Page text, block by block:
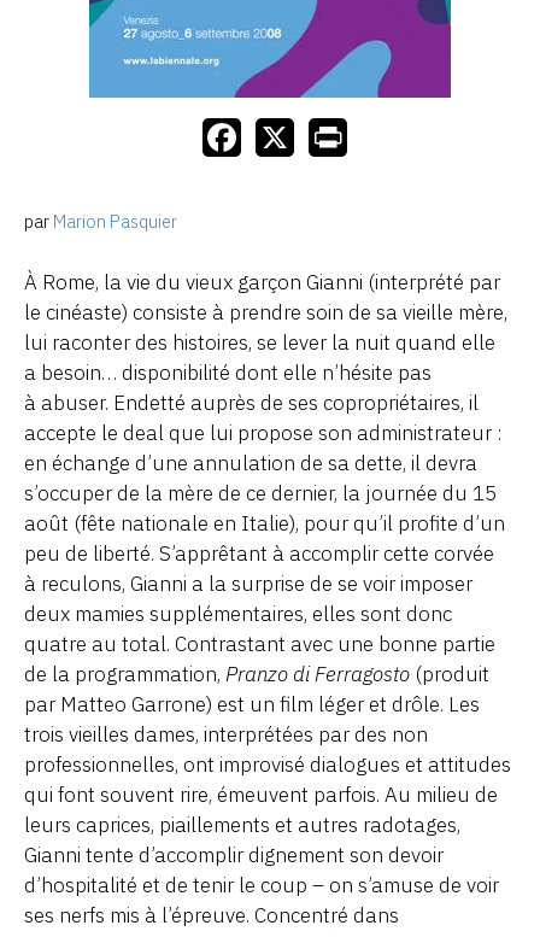
par Marion Pasquier
À Rome, la vie du vieux garçon Gianni (interprété par
le cinéaste) consiste à prendre soin de sa vieille mère,
lui raconter des histoires, se lever la nuit quand elle
a besoin… disponibilité dont elle n’hésite pas
à abuser. Endetté auprès de ses copropriétaires, il
accepte le deal que lui propose son administrateur :
en échange d’une annulation de sa dette, il devra
s’occuper de la mère de ce dernier, la journée du 15
août (fête nationale en Italie), pour qu’il profite d’un
peu de liberté. S’apprêtant à accomplir cette corvée
à reculons, Gianni a la surprise de se voir imposer
deux mamies supplémentaires, elles sont donc
quatre au total. Contrastant avec une bonne partie
de la programmation, Pranzo di Ferragosto (produit
par Matteo Garrone) est un film léger et drôle. Les
trois vieilles dames, interprétées par des non
professionnelles, ont improvisé dialogues et attitudes
qui font souvent rire, émeuvent parfois. Au milieu de
leurs caprices, piaillements et autres radotages,
Gianni tente d’accomplir dignement son devoir
d’hospitalité et de tenir le coup – on s’amuse de voir
ses nerfs mis à l’épreuve. Concentré dans